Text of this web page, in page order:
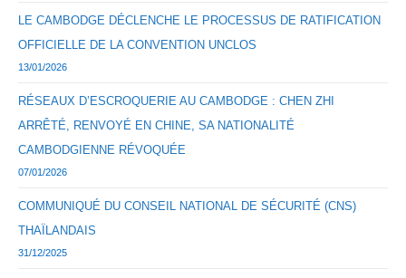
LE CAMBODGE DÉCLENCHE LE PROCESSUS DE RATIFICATION
OFFICIELLE DE LA CONVENTION UNCLOS
13/01/2026
RÉSEAUX D’ESCROQUERIE AU CAMBODGE : CHEN ZHI
ARRÊTÉ, RENVOYÉ EN CHINE, SA NATIONALITÉ
CAMBODGIENNE RÉVOQUÉE
07/01/2026
COMMUNIQUÉ DU CONSEIL NATIONAL DE SÉCURITÉ (CNS)
THAÏLANDAIS
31/12/2025